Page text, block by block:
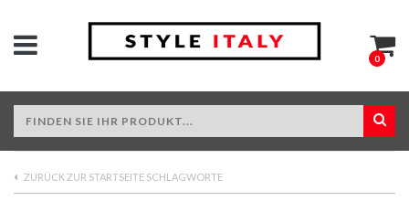
0
ZURÜCK ZUR STARTSEITE SCHLAGWORTE